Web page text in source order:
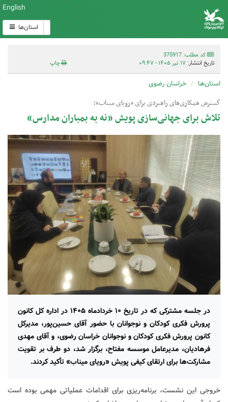
English
استان‌ها
کد مطلب: 375917
تاریخ انتشار: ۱۷ تیر ۱۴۰۵ - ۰۹:۴۷ چاپ
استان‌ها خراسان رضوی
گسترش همکاری‌های راهبردی برای «رویای میناب»؛
تلاش برای جهانی‌سازی پویش «نه به بمباران مدارس»
در جلسه مشترکی که در تاریخ ۱۰ خردادماه ۱۴۰۵ در اداره کل کانون
پرورش فکری کودکان و نوجوانان با حضور آقای حسین‌پور، مدیرکل
کانون پرورش فکری کودکان و نوجوانان خراسان رضوی، و آقای مهدی
فرهادیان، مدیرعامل موسسه مفتاح، برگزار شد، دو طرف بر تقویت
مشارکت‌ها برای ارتقای کیفی پویش «رویای میناب» تأکید کردند.
خروجی این نشست، برنامه‌ریزی برای اقدامات عملیاتی مهمی بوده است